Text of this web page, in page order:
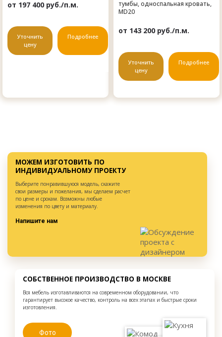
от 197 400 руб./п.м.
Уточнить
цену
Подробнее
тумбы, односпальная кровать,
MD20
от 143 200 руб./п.м.
Уточнить
цену
Подробнее
МОЖЕМ ИЗГОТОВИТЬ ПО
ИНДИВИДУАЛЬНОМУ ПРОЕКТУ
Выберите понравившуюся модель, скажите
свои размеры и пожелания, мы сделаем расчет
по цене и срокам. Возможны любые
изменения по цвету и материалу.
Напишите нам
СОБСТВЕННОЕ ПРОИЗВОДСТВО В МОСКВЕ
Вся мебель изготавливаются на современном оборудовании, что
гарантирует высокое качество, контроль на всех этапах и быстрые сроки
изготовления.
Фото